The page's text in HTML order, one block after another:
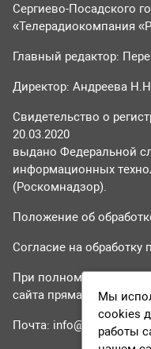
Сергиево-Посадского
«Телерадиокомпания
Главный редактор:
Директор: Андреева
Свидетельство о
20.03.2020
выдано Федеральной
информационных
(Роскомнадзор).
Положение об
Согласие на
При полном или
сайта прямая
Почта: info@tvr24.tv
Мы
cookies
работы